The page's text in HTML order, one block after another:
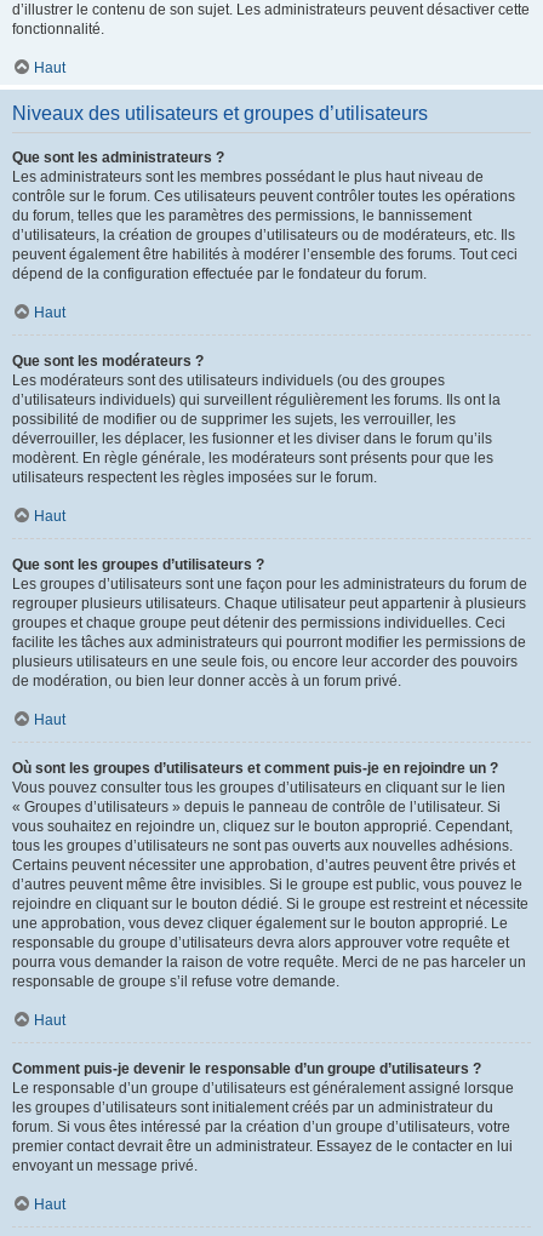
d’illustrer le contenu de son sujet. Les administrateurs peuvent désactiver cette
fonctionnalité.
Haut
Niveaux des utilisateurs et groupes d’utilisateurs
Que sont les administrateurs ?
Les administrateurs sont les membres possédant le plus haut niveau de
contrôle sur le forum. Ces utilisateurs peuvent contrôler toutes les opérations
du forum, telles que les paramètres des permissions, le bannissement
d’utilisateurs, la création de groupes d’utilisateurs ou de modérateurs, etc. Ils
peuvent également être habilités à modérer l’ensemble des forums. Tout ceci
dépend de la configuration effectuée par le fondateur du forum.
Haut
Que sont les modérateurs ?
Les modérateurs sont des utilisateurs individuels (ou des groupes
d’utilisateurs individuels) qui surveillent régulièrement les forums. Ils ont la
possibilité de modifier ou de supprimer les sujets, les verrouiller, les
déverrouiller, les déplacer, les fusionner et les diviser dans le forum qu’ils
modèrent. En règle générale, les modérateurs sont présents pour que les
utilisateurs respectent les règles imposées sur le forum.
Haut
Que sont les groupes d’utilisateurs ?
Les groupes d’utilisateurs sont une façon pour les administrateurs du forum de
regrouper plusieurs utilisateurs. Chaque utilisateur peut appartenir à plusieurs
groupes et chaque groupe peut détenir des permissions individuelles. Ceci
facilite les tâches aux administrateurs qui pourront modifier les permissions de
plusieurs utilisateurs en une seule fois, ou encore leur accorder des pouvoirs
de modération, ou bien leur donner accès à un forum privé.
Haut
Où sont les groupes d’utilisateurs et comment puis-je en rejoindre un ?
Vous pouvez consulter tous les groupes d’utilisateurs en cliquant sur le lien
« Groupes d’utilisateurs » depuis le panneau de contrôle de l’utilisateur. Si
vous souhaitez en rejoindre un, cliquez sur le bouton approprié. Cependant,
tous les groupes d’utilisateurs ne sont pas ouverts aux nouvelles adhésions.
Certains peuvent nécessiter une approbation, d’autres peuvent être privés et
d’autres peuvent même être invisibles. Si le groupe est public, vous pouvez le
rejoindre en cliquant sur le bouton dédié. Si le groupe est restreint et nécessite
une approbation, vous devez cliquer également sur le bouton approprié. Le
responsable du groupe d’utilisateurs devra alors approuver votre requête et
pourra vous demander la raison de votre requête. Merci de ne pas harceler un
responsable de groupe s’il refuse votre demande.
Haut
Comment puis-je devenir le responsable d’un groupe d’utilisateurs ?
Le responsable d’un groupe d’utilisateurs est généralement assigné lorsque
les groupes d’utilisateurs sont initialement créés par un administrateur du
forum. Si vous êtes intéressé par la création d’un groupe d’utilisateurs, votre
premier contact devrait être un administrateur. Essayez de le contacter en lui
envoyant un message privé.
Haut